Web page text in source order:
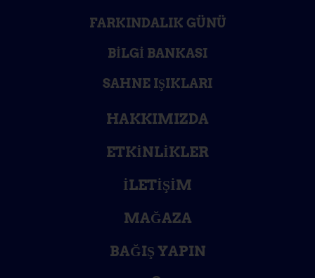
FARKINDALIK GÜNÜ
BILGI BANKASI
SAHNE IŞIKLARI
HAKKIMIZDA
ETKINLIKLER
İLETIŞIM
MAĞAZA
BAĞIŞ YAPIN